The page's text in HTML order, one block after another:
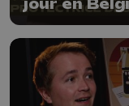
jour en